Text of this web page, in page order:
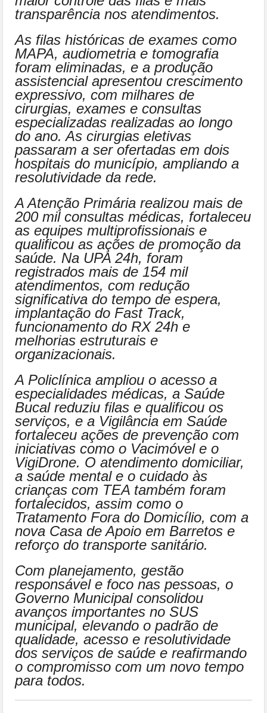
transparência nos atendimentos.
As filas históricas de exames como
MAPA, audiometria e tomografia
foram eliminadas, e a produção
assistencial apresentou crescimento
expressivo, com milhares de
cirurgias, exames e consultas
especializadas realizadas ao longo
do ano. As cirurgias eletivas
passaram a ser ofertadas em dois
hospitais do município, ampliando a
resolutividade da rede.
A Atenção Primária realizou mais de
200 mil consultas médicas, fortaleceu
as equipes multiprofissionais e
qualificou as ações de promoção da
saúde. Na UPA 24h, foram
registrados mais de 154 mil
atendimentos, com redução
significativa do tempo de espera,
implantação do Fast Track,
funcionamento do RX 24h e
melhorias estruturais e
organizacionais.
A Policlínica ampliou o acesso a
especialidades médicas, a Saúde
Bucal reduziu filas e qualificou os
serviços, e a Vigilância em Saúde
fortaleceu ações de prevenção com
iniciativas como o Vacimóvel e o
VigiDrone. O atendimento domiciliar,
a saúde mental e o cuidado às
crianças com TEA também foram
fortalecidos, assim como o
Tratamento Fora do Domicílio, com a
nova Casa de Apoio em Barretos e
reforço do transporte sanitário.
Com planejamento, gestão
responsável e foco nas pessoas, o
Governo Municipal consolidou
avanços importantes no SUS
municipal, elevando o padrão de
qualidade, acesso e resolutividade
dos serviços de saúde e reafirmando
o compromisso com um novo tempo
para todos.